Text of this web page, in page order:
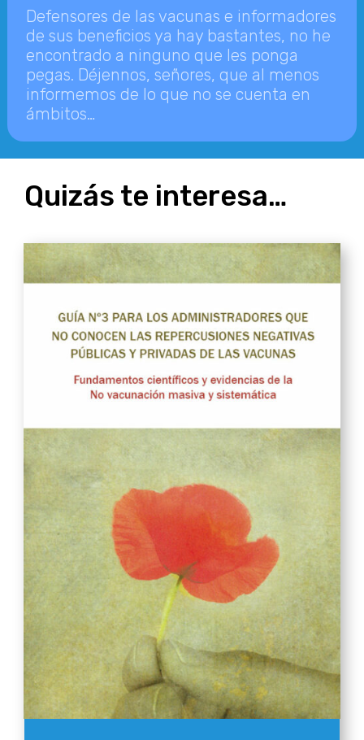
Defensores de las vacunas e informadores
de sus beneficios ya hay bastantes, no he
encontrado a ninguno que les ponga
pegas. Déjennos, señores, que al menos
informemos de lo que no se cuenta en
ámbitos…
Quizás te interesa…